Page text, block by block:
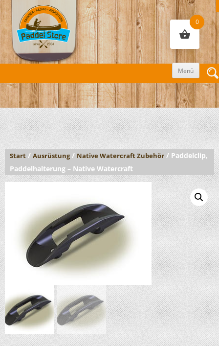
Menü
Zum
Inhalt
Start / Ausrüstung/ Native Watercraft Zubehör / Paddelclip,
Paddelhalterung – Native Watercraft
0